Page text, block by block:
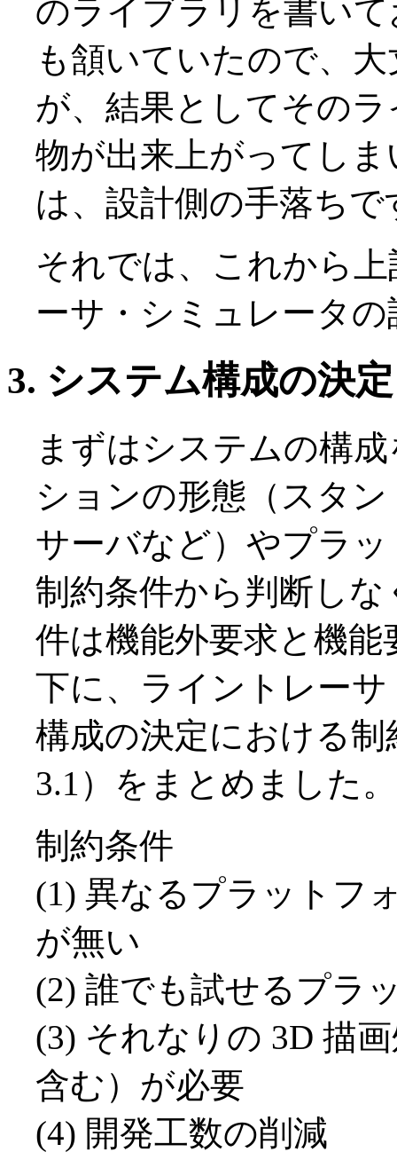
のライブラリを書い
も頷いていたので、
が、結果としてその
物が出来上がってし
は、設計側の手落ちで
それでは、これから
ーサ・シミュレータ
3. システム構成の決定
まずはシステムの構
ションの形態（スタ
サーバなど）やプラ
制約条件から判断し
件は機能外要求と機
下に、ライントレー
構成の決定における
3.1）をまとめました。
制約条件
(1) 異なるプラットフ
が無い
(2) 誰でも試せるプラ
(3) それなりの 3D 描
含む）が必要
(4) 開発工数の削減